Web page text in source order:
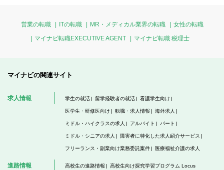
営業の転職 ITの転職 MR・メディカル業界の転職
女性の転職
マイナビ転職EXECUTIVE AGENT
マイナビ転職 税理士
マイナビの関連サイト
求人情報 学生の就活 留学経験者の就活 看護学生向け
医学生・研修医向け 転職・求人情報 海外求人
ミドル・ハイクラスの求人 アルバイト パート
ミドル・シニアの求人 障害者に特化した求人紹介サービス
フリーランス・副業向け業務委託案件 医療福祉介護の求人
進路情報 高校生の進路情報 高校生向け探究学習プログラム Locus